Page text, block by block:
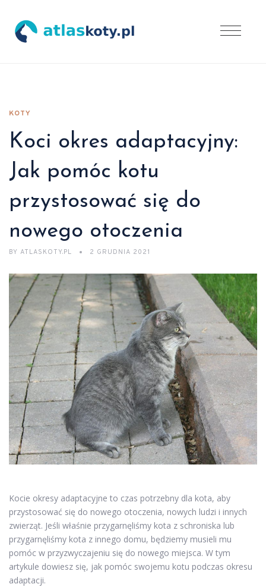
KOTY
Koci okres adaptacyjny:
Jak pomóc kotu
przystosować się do
nowego otoczenia
BY ATLASKOTY.PL 2 GRUDNIA 2021
Kocie okresy adaptacyjne to czas potrzebny dla kota, aby
przystosować się do nowego otoczenia, nowych ludzi i innych
zwierząt. Jeśli właśnie przygarnęliśmy kota z schroniska lub
przygarnęliśmy kota z innego domu, będziemy musieli mu
pomóc w przyzwyczajeniu się do nowego miejsca. W tym
artykule dowiesz się, jak pomóc swojemu kotu podczas okresu
adaptacji.